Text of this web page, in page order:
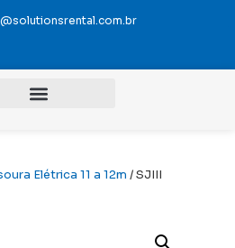
Elétrica 11 a 12m / SJIII